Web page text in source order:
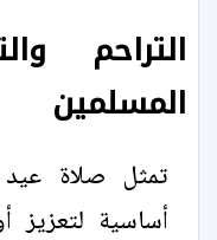
التراحم
المسلمين
تمثل صلاة
أساسية لتعزيز